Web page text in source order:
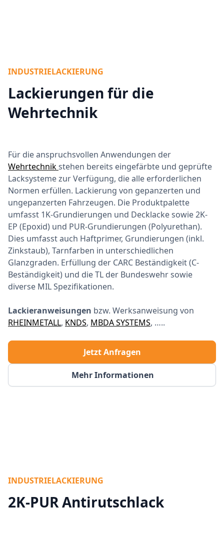
INDUSTRIELACKIERUNG
Lackierungen für die
Wehrtechnik
Für die anspruchsvollen Anwendungen der
Wehrtechnikstehen bereits eingefärbte und geprüfte
Lacksysteme zur Verfügung, die alle erforderlichen
Normen erfüllen. Lackierung von gepanzerten und
ungepanzerten Fahrzeugen. Die Produktpalette
umfasst 1K-Grundierungen und Decklacke sowie 2K-
EP (Epoxid) und PUR-Grundierungen (Polyurethan).
Dies umfasst auch Haftprimer, Grundierungen (inkl.
Zinkstaub), Tarnfarben in unterschiedlichen
Glanzgraden. Erfüllung der CARC Beständigkeit (C-
Beständigkeit) und die TL der Bundeswehr sowie
diverse MIL Spezifikationen.
Lackieranweisungen bzw. Werksanweisung von
RHEINMETALL, KNDS, MBDA SYSTEMS, …..
Mehr Informationen
Jetzt Anfragen
INDUSTRIELACKIERUNG
2K-PUR Antirutschlack